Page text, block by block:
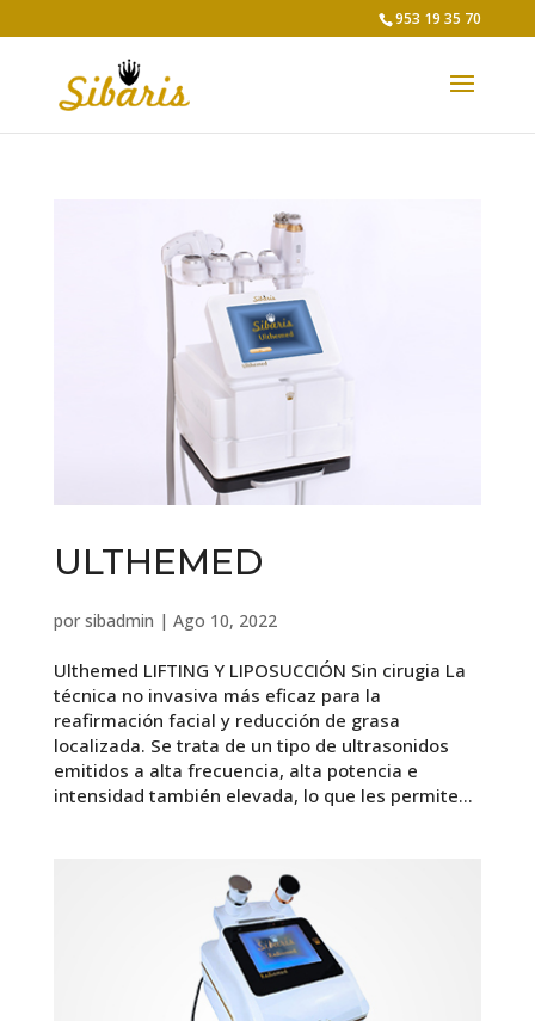
953 19 35 70
ULTHEMED
por sibadmin | Ago 10, 2022
Ulthemed LIFTING Y LIPOSUCCIÓN Sin cirugia La
técnica no invasiva más eficaz para la
reafirmación facial y reducción de grasa
localizada. Se trata de un tipo de ultrasonidos
emitidos a alta frecuencia, alta potencia e
intensidad también elevada, lo que les permite...